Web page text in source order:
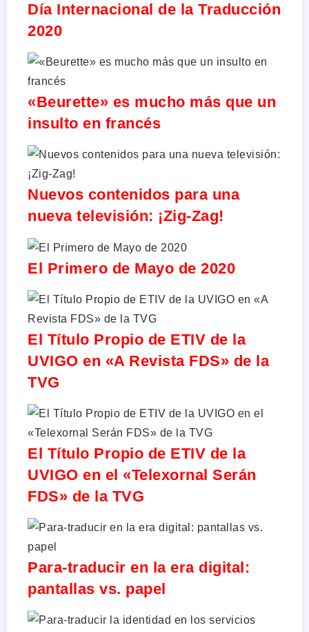
Día Internacional de la Traducción
2020
«Beurette» es mucho más que un
insulto en francés
Nuevos contenidos para una
nueva televisión: ¡Zig-Zag!
El Primero de Mayo de 2020
El Título Propio de ETIV de la
UVIGO en «A Revista FDS» de la
TVG
El Título Propio de ETIV de la
UVIGO en el «Telexornal Serán
FDS» de la TVG
Para-traducir en la era digital:
pantallas vs. papel